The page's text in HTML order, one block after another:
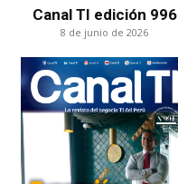
Canal TI edición 996
8 de junio de 2026